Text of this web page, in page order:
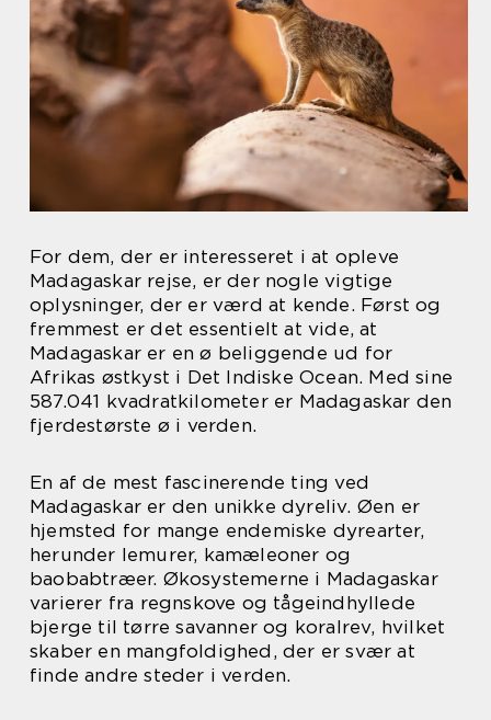
For dem, der er interesseret i at opleve
Madagaskar rejse, er der nogle vigtige
oplysninger, der er værd at kende. Først og
fremmest er det essentielt at vide, at
Madagaskar er en ø beliggende ud for
Afrikas østkyst i Det Indiske Ocean. Med sine
587.041 kvadratkilometer er Madagaskar den
fjerdestørste ø i verden.
En af de mest fascinerende ting ved
Madagaskar er den unikke dyreliv. Øen er
hjemsted for mange endemiske dyrearter,
herunder lemurer, kamæleoner og
baobabtræer. Økosystemerne i Madagaskar
varierer fra regnskove og tågeindhyllede
bjerge til tørre savanner og koralrev, hvilket
skaber en mangfoldighed, der er svær at
finde andre steder i verden.